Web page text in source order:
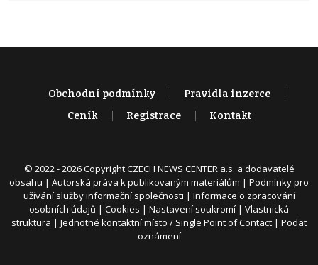
Obchodní podmínky
Pravidla inzerce
Ceník
Registrace Kontakt
© 2022 - 2026 Copyright CZECH NEWS CENTER a.s. a dodavatelé
obsahu | Autorská práva k publikovaným materiálům | Podmínky pro
užívání služby informační společnosti | Informace o zpracování
osobních údajů | Cookies | Nastavení soukromí | Vlastnická
struktura | Jednotné kontaktní místo / Single Point of Contact | Podat
oznámení